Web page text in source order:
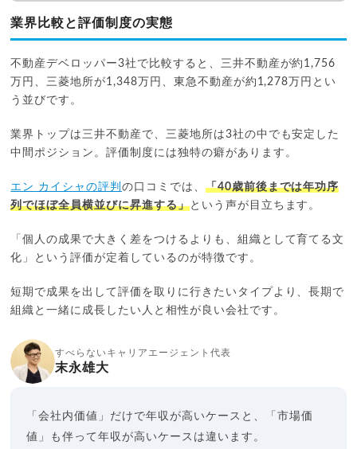
業界比較と評価制度の実態
不動産デベロッパー3社で比較すると、三井不動産が約1,756
万円、三菱地所が1,348万円、東急不動産が約1,278万円とい
う並びです。
業界トップは三井不動産で、三菱地所は3社の中でも安定した
中間ポジション。評価制度には独特の癖があります。
エン カイシャの評判の口コミでは、 「40歳前後までは年功序
列でほぼ全員横並びに昇進する」という声が目立ちます。
「個人の成果で大きく差をつけるよりも、組織として育てる文
化」という評価が定着しているのが特徴です。
短期で成果を出して評価を取りに行きたいタイプより、長期で
組織と一緒に成長したい人と相性が良い会社です。
すべらないキャリアエージェント代表
末永雄大
「会社内価値」だけで年収が高いケースと、「市場価
値」も伴って年収が高いケースは違います。